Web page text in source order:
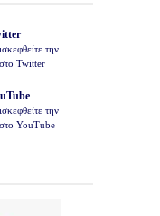
την
Twitter
την
YouTube